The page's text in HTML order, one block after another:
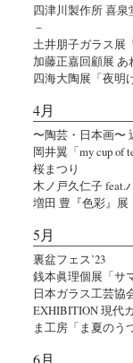
四津川製作所 喜
－
土井朋子ガラス展
加藤正嘉回顧展 あ
四海大陶展「夜明
4月
〜陶芸・日本画〜
岡井翼「my cup of
桜まつり
木ノ戸久仁子 feat.
増田 豊『色彩』展
5月
裏盆フェス’23
銭本眞理個展「サ
日本ガラス工芸協
EXHIBITION 現代
ま工房「ま夏のう
6月